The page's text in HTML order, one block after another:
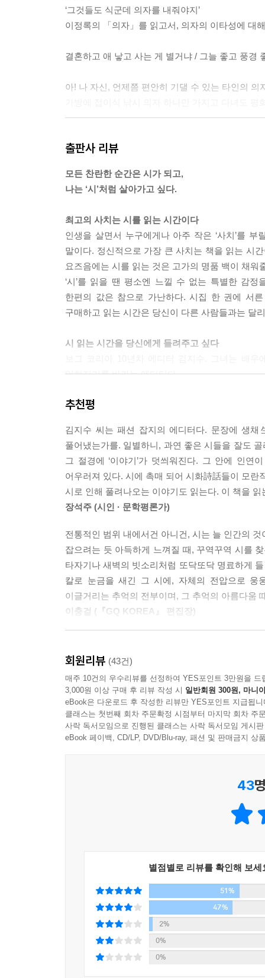
‘그것들도 식군데 의자를 내줘야지’
이정록의 「의자」를 읽고서, 의자의 이타성에 대
결혼하고 애 낳고 사는 게 별거냐 / 그늘 좋고 풍경
아! 나 자신, 언제쯤 편안히 기댈 수 있는 타인의 의
다.
그런데 그토록 만나고 싶던 시인 서정주는 내가
만났다. 사진 속에서 선생은 아내의 손을 다정하
진작가 조선희에게 물어보니, 자기도 그 사진을 가
“인터뷰를 옆에서 엿들으니 매번 ‘사랑하는 내 아
사랑에 빠진 늙은 소년과 소녀를 보면서 나는 ‘시
---「시처럼 살다」中
출판사 리뷰
모든 찬란한 순간은 시가 되고,
나는 ‘시’처럼 살아가고 싶다.
최고의 사치는 시를 읽는 시간이다
인생을 살면서 누구에게나 아주 작은 ‘사치’를
말이다. 정신적으로 가장 큰 사치는 책을 읽는 시
요즈음에는 시를 읽는 것은 고가의 명품 백이 채워
‘시’를 읽을 땐 평소엔 느낄 수 없는 특별한 감정
한편의 값은 참으로 가난하다. 시집 한 권에 서
구매하고 읽는 시간은 당신이 다른 사람들과는 달
시 읽는 시간을 당신에게 들려주고 싶다
읽혀지기를 바라는 에디터다.
만들었다. 인생의 어렵고 힘든 시간들을 지지해주
‘시’를 통해 ‘인생’을 이야기하다
일을 하고 사랑을 하고 질투도 하고 결혼을 하
아름다운 시들과 함께 했다. 각각의 찬란한 순간
사랑하는 사람에게 마음을 전하기 위해서, 불안하
그녀는 시를 읽으며 오래도록 잊지 못한 지나간
한다. 일의 신성함과 숭고함을 「생활에게」라는
부수고자 애쓰는 모습을 보여주기도 한다.
바람이 선선하게 부는 이 가을날, 오래도록 마음
추천평
김지수 씨는 패션 잡지의 에디터다. 문장에 생
풀어냈는가를. 일별하니, 과연 좋은 시들을 잘도
그 절경에 ‘이야기’가 덧씌워진다. 그 안에 인
어우러져 있다. 시에 촉매 되어 시화詩話들이 모
시로 인해 풀려나오는 이야기도 읽는다. 이 책을
장석주 (시인 · 문학평론가)
전통적인 범위 내에서건 아니건, 시는 늘 인간의
잡으려는 듯 아득하게 느껴질 때, 꾸역꾸역 시를
타자기나 새벽의 빗소리처럼 또닥또닥 명료하게
칼로 눈금을 새긴 그 시에, 자체의 전압으로 웅
이글거리는 추억의 전부이며, 그 추억의 아름다움
이충걸 (『GQ KOREA』 편집장)
삶에 시를 접목시켜 유익함과 유쾌함을 안겨줍
편지이기도 하고 시를 나름대로 재해석한 아름다
이해인 (수녀·시인)
김지수 에디터의 시 에세이를 통해 나는 멋진 문학
다양한 시들은 마치 타고난 멋진 모델 같고 내
드레스를 입혀주었다. 그리고 나는 감성의 무대
먼 데서 『시, 나의 가장 가난한 사치』를 읽었
어쩌자고 우리는 사랑에 빠지고 어쩌자고 우리는
어쩌라고 우리는 비뚤어진 넥타이를 고쳐서 매
순간에 시가 들어가면 우리는 지금보다 조금씩
정혜윤 (『여행 혹은 여행처럼』 저자 · CBS PD)
그녀가 읽은 시마다 꽃이 핀다. 그 꽃의 이야기에
김효진 (여배우)
회원리뷰 (43건)
매주 10건의 우수리뷰를 선정하여 YES포인트 3만원을 드
3,000원 이상 구매 후 리뷰 작성 시 일반회원 300원, 마니
eBook은 다운로드 후 작성한 리뷰만 YES포인트 지급됩니
클래스는 첫번째 회차 주문확정 시점부터 마지막 회차 주
사락 독서모임으로 진행된 클래스는 사락 독서모임 게시
eBook 페이백, CD/LP, DVD/Blu-ray, 패션 및 판매금지 상
43
별점별로 리뷰를 확인해 보세
51%
47%
2%
0%
0%